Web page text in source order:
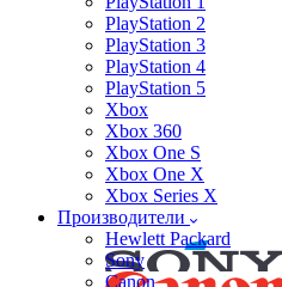
PlayStation 2
PlayStation 3
PlayStation 4
PlayStation 5
Xbox
Xbox 360
Xbox One S
Xbox One X
Xbox Series X
Производители
Hewlett Packard
Sony
Canon